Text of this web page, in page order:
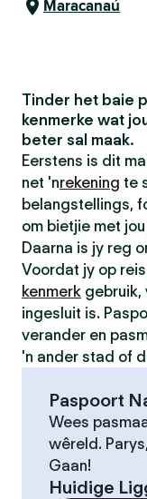
Maracanaú
Tinder het baie
kenmerke wat
beter sal maak.
Eerstens is dit
net 'nrekening te
belangstellings,
om bietjie met
Daarna is jy reg
Voordat jy op
kenmerk gebruik,
ingesluit is.
verander en
'n ander stad of
Paspoort
Wees
wêreld.
Gaan!
Huidige